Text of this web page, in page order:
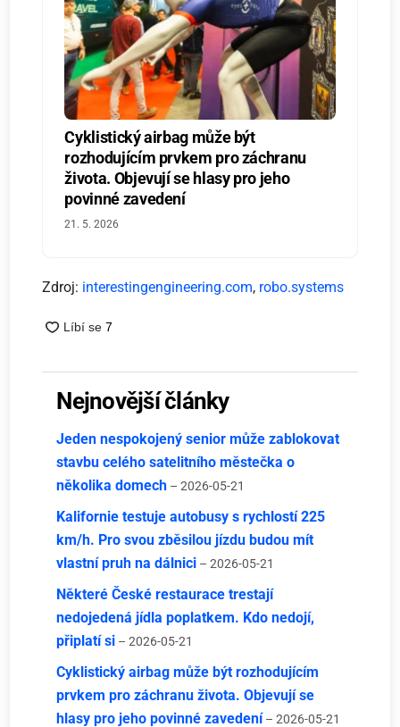
Cyklistický airbag může být
rozhodujícím prvkem pro záchranu
života. Objevují se hlasy pro jeho
povinné zavedení
21. 5. 2026
Zdroj: interestingengineering.com, robo.systems
Nejnovější články
Jeden nespokojený senior může zablokovat
stavbu celého satelitního městečka o
několika domech – 2026-05-21
Kalifornie testuje autobusy s rychlostí 225
km/h. Pro svou zběsilou jízdu budou mít
vlastní pruh na dálnici – 2026-05-21
Některé České restaurace trestají
nedojedená jídla poplatkem. Kdo nedojí,
připlatí si – 2026-05-21
Cyklistický airbag může být rozhodujícím
prvkem pro záchranu života. Objevují se
hlasy pro jeho povinné zavedení – 2026-05-21